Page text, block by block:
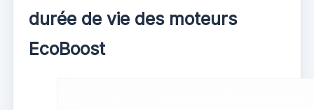
durée de vie des moteurs
EcoBoost